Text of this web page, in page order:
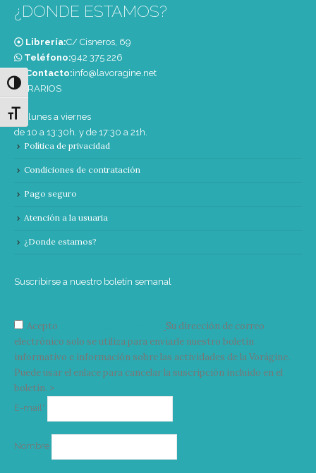
Alternar alto contraste
Alternar tamaño de letra
¿DONDE ESTAMOS?
Librería:C/ Cisneros, 69
Teléfono:‭942 375 226‬
Contacto:info@lavoragine.net
HORARIOS
De lunes a viernes
de 10 a 13:30h. y de 17:30 a 21h.
Política de privacidad
Condiciones de contratación
Pago seguro
Atención a la usuaria
¿Donde estamos?
Suscribirse a nuestro boletín semanal
Acepto
Su dirección de correo
electrónico solo se utiliza para enviarle nuestro boletín
informativo e información sobre las actividades de la Vorágine.
Puede usar el enlace para cancelar la suscripción incluido en el
boletín. >
E-mail*
Nombre